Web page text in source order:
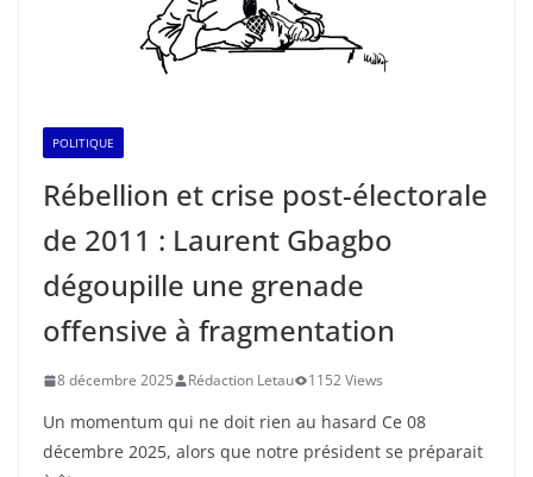
POLITIQUE
Rébellion et crise post-électorale
de 2011 : Laurent Gbagbo
dégoupille une grenade
offensive à fragmentation
8 décembre 2025 Rédaction Letau 1152 Views
Un momentum qui ne doit rien au hasard Ce 08
décembre 2025, alors que notre président se préparait